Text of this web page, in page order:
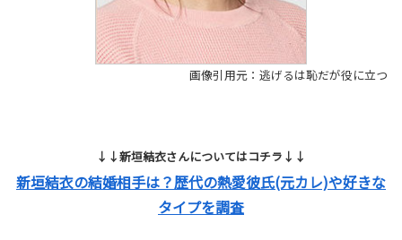
画像引用元：逃げるは恥だが役に立つ
↓↓新垣結衣さんについてはコチラ↓↓
新垣結衣の結婚相手は？歴代の熱愛彼氏(元カレ)や好きな
タイプを調査